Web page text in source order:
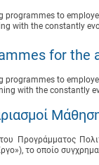
programmes to
with the constantly
for the
programmes to
with the constantly
Προγράμματος
το οποίο